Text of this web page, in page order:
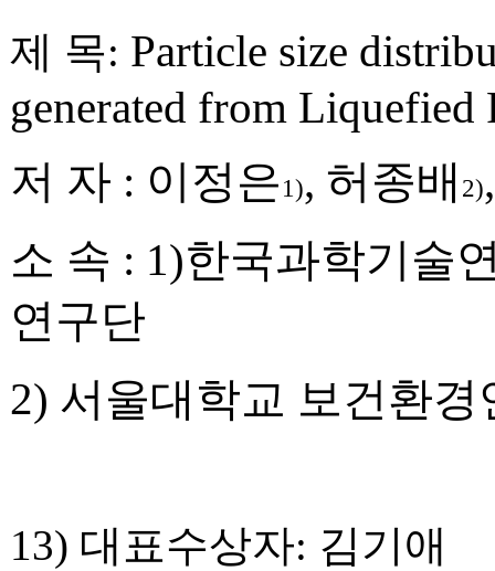
제 목: Particle size
generated from Liquefied
저 자 : 이정은 1), 허종배 2)
소 속 : 1)한국과학기술
연구단
2) 서울대학교 보건환경
13) 대표수상자: 김기애